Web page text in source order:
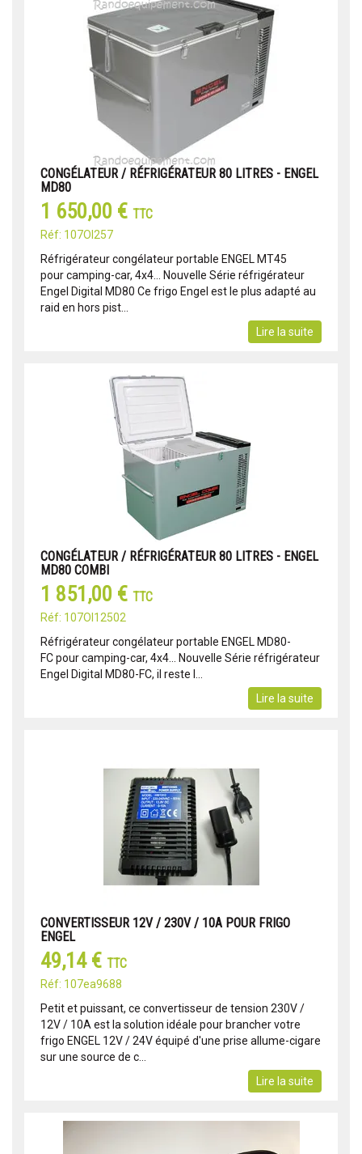
CONGÉLATEUR / RÉFRIGÉRATEUR 80 LITRES - ENGEL
MD80
1 650,00 € TTC
Réf: 107OI257
Réfrigérateur congélateur portable ENGEL MT45
pour camping-car, 4x4... Nouvelle Série réfrigérateur
Engel Digital MD80 Ce frigo Engel est le plus adapté au
raid en hors pist...
Lire la suite
CONGÉLATEUR / RÉFRIGÉRATEUR 80 LITRES - ENGEL
MD80 COMBI
1 851,00 € TTC
Réf: 107OI12502
Réfrigérateur congélateur portable ENGEL MD80-
FC pour camping-car, 4x4... Nouvelle Série réfrigérateur
Engel Digital MD80-FC, il reste l...
Lire la suite
CONVERTISSEUR 12V / 230V / 10A POUR FRIGO
ENGEL
49,14 € TTC
Réf: 107ea9688
Petit et puissant, ce convertisseur de tension 230V /
12V / 10A est la solution idéale pour brancher votre
frigo ENGEL 12V / 24V équipé d'une prise allume-cigare
sur une source de c...
Lire la suite